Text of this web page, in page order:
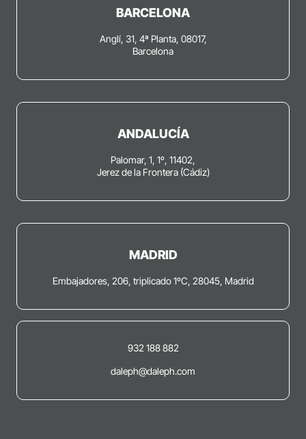
BARCELONA
Anglí, 31, 4ª Planta, 08017,
Barcelona
ANDALUCÍA
Palomar, 1, 1º, 11402,
Jerez de la Frontera (Cádiz)
MADRID
Embajadores, 206, triplicado 1ºC, 28045, Madrid
932 188 882
daleph@daleph.com